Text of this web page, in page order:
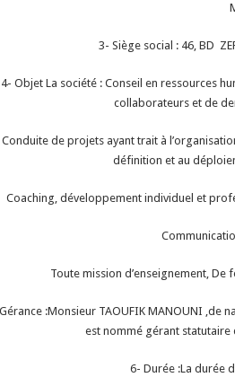
3- Siège social : 46, BD
4- Objet La société : Conseil en ressources
collaborateurs et de
Conduite de projets ayant trait à
définition et au
Coaching, développement individuel et
Toute mission d’enseignement, De
:Monsieur TAOUFIK MANOUNI ,de
est nommé gérant
6- Durée :La durée